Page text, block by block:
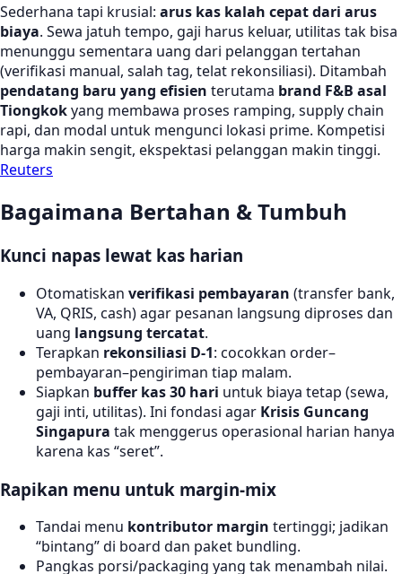
Sederhana tapi krusial: arus kas kalah cepat dari arus
biaya. Sewa jatuh tempo, gaji harus keluar, utilitas tak bisa
menunggu sementara uang dari pelanggan tertahan
(verifikasi manual, salah tag, telat rekonsiliasi). Ditambah
pendatang baru yang efisien terutama brand F&B asal
Tiongkokyang membawa proses ramping, supply chain
rapi, dan modal untuk mengunci lokasi prime. Kompetisi
harga makin sengit, ekspektasi pelanggan makin tinggi.
Reuters
Bagaimana Bertahan & Tumbuh
Kunci napas lewat kas harian
Otomatiskan verifikasi pembayaran (transfer bank,
VA, QRIS, cash) agar pesanan langsung diproses dan
uang langsung tercatat.
Terapkan rekonsiliasi D-1: cocokkan order–
pembayaran–pengiriman tiap malam.
Siapkan buffer kas 30 hari untuk biaya tetap (sewa,
gaji inti, utilitas). Ini fondasi agar Krisis Guncang
Singapura tak menggerus operasional harian hanya
karena kas “seret”.
Rapikan menu untuk margin-mix
Tandai menu kontributor margin tertinggi; jadikan
“bintang” di board dan paket bundling.
Pangkas porsi/packaging yang tak menambah nilai.